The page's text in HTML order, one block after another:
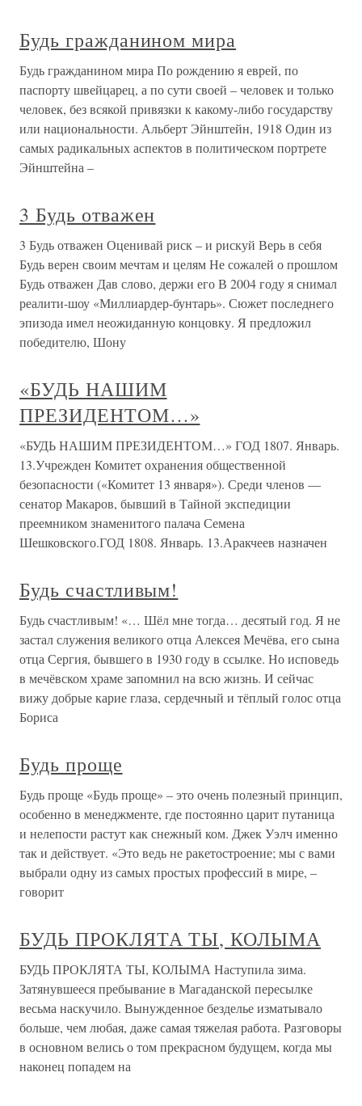
Будь гражданином мира
Будь гражданином мира По рождению я еврей, по
паспорту швейцарец, а по сути своей – человек и только
человек, без всякой привязки к какому-либо государству
или национальности. Альберт Эйнштейн, 1918 Один из
самых радикальных аспектов в политическом портрете
Эйнштейна –
3 Будь отважен
3 Будь отважен Оценивай риск – и рискуй Верь в себя
Будь верен своим мечтам и целям Не сожалей о прошлом
Будь отважен Дав слово, держи его В 2004 году я снимал
реалити-шоу «Миллиардер-бунтарь». Сюжет последнего
эпизода имел неожиданную концовку. Я предложил
победителю, Шону
«БУДЬ НАШИМ
ПРЕЗИДЕНТОМ…»
«БУДЬ НАШИМ ПРЕЗИДЕНТОМ…» ГОД 1807. Январь.
13.Учрежден Комитет охранения общественной
безопасности («Комитет 13 января»). Среди членов —
сенатор Макаров, бывший в Тайной экспедиции
преемником знаменитого палача Семена
Шешковского.ГОД 1808. Январь. 13.Аракчеев назначен
Будь счастливым!
Будь счастливым! «… Шёл мне тогда… десятый год. Я не
застал служения великого отца Алексея Мечёва, его сына
отца Сергия, бывшего в 1930 году в ссылке. Но исповедь
в мечёвском храме запомнил на всю жизнь. И сейчас
вижу добрые карие глаза, сердечный и тёплый голос отца
Бориса
Будь проще
Будь проще «Будь проще» – это очень полезный принцип,
особенно в менеджменте, где постоянно царит путаница
и нелепости растут как снежный ком. Джек Уэлч именно
так и действует. «Это ведь не ракетостроение; мы с вами
выбрали одну из самых простых профессий в мире, –
говорит
БУДЬ ПРОКЛЯТА ТЫ, КОЛЫМА
БУДЬ ПРОКЛЯТА ТЫ, КОЛЫМА Наступила зима.
Затянувшееся пребывание в Магаданской пересылке
весьма наскучило. Вынужденное безделье изматывало
больше, чем любая, даже самая тяжелая работа. Разговоры
в основном велись о том прекрасном будущем, когда мы
наконец попадем на